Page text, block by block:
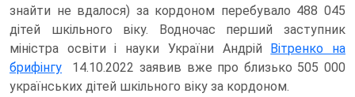
знайти не вдалося) за кордоном перебувало 488 045
дітей шкільного віку. Водночас перший заступник
міністра освіти і науки України Андрій Вітренко на
брифінгу 14.10.2022 заявив вже про близько 505 000
українських дітей шкільного віку за кордоном.